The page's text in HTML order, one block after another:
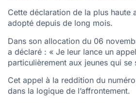
Cette déclaration de la plus haute
adopté depuis de long mois.
Dans son allocation du 06
a déclaré : « Je leur lance un
particulièrement aux jeunes qui
Cet appel à la reddition du
dans la logique de l’affrontement.